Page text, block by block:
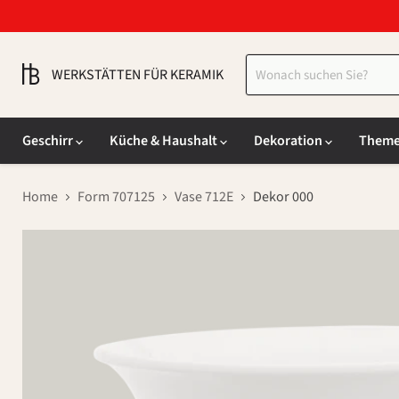
WERKSTÄTTEN FÜR KERAMIK
Geschirr
Küche & Haushalt Dekoration
Home Form 707125 Vase 712E Dekor 000